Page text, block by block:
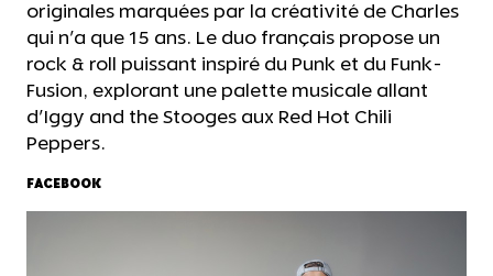
originales marquées par la créativité de Charles
qui n'a que 15 ans. Le duo français propose un
rock & roll puissant inspiré du Punk et du Funk-
Fusion, explorant une palette musicale allant
d'Iggy and the Stooges aux Red Hot Chili
Peppers.
FACEBOOK